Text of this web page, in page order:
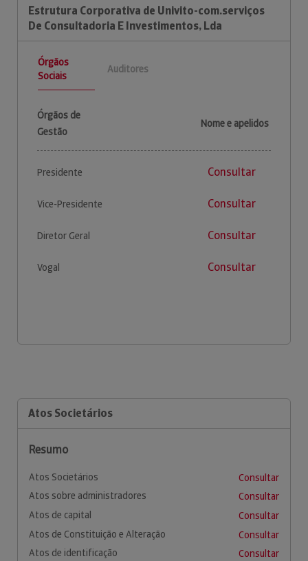
Estrutura Corporativa de Univito-com.serviços
De Consultadoria E Investimentos, Lda
Órgãos
Sociais
Auditores
Órgãos de
Gestão
Nome e apelidos
Presidente Consultar
Vice-Presidente Consultar
Diretor Geral Consultar
Vogal Consultar
Atos Societários
Resumo
Atos Societários
Consultar
Atos sobre administradores
Consultar
Atos de capital
Consultar
Atos de Constituição e Alteração
Consultar
Atos de identificação
Consultar